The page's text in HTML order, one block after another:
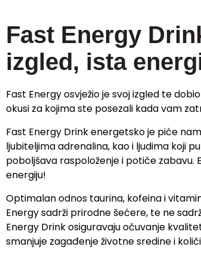
Fast Energy
izgled, ista
Fast Energy osvježio je svoj izgled te
okusi za kojima ste posezali kada vam
Fast Energy Drink energetsko je piće
ljubiteljima adrenalina, kao i ljudima koji
poboljšava raspoloženje i potiče zabavu.
energiju!
Optimalan odnos taurina, kofeina i
Energy sadrži prirodne šećere, te ne
Energy Drink osiguravaju očuvanje
smanjuje zagađenje životne sredine i